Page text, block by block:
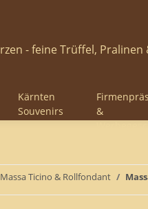
Kärnten
Souvenirs
&
Massa Ticino & Rollfondant